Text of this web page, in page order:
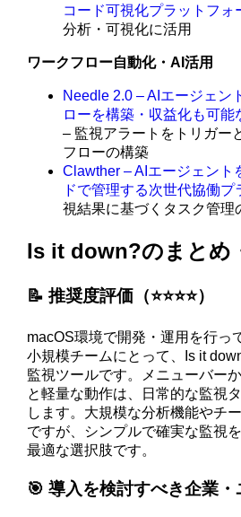
コード可視化プラットフォ
分析・可視化に活用
ワークフロー自動化・AI活用
Needle 2.0 – AIエージェン
ローを構築・収益化も可
– 監視アラートをトリガー
フローの構築
Clawther – AIエージェント
ドで管理する次世代協働プ
視結果に基づくタスク管理
Is it down?のまとめ
📝 推奨度評価（⭐️⭐️⭐️⭐️）
macOS環境で開発・運用を行っ
小規模チームにとって、Is it
監視ツールです。メニューバー
と軽量な動作は、日常的な監視
します。大規模な分析機能やチ
ですが、シンプルで確実な監視
最適な選択肢です。
🎯 導入を検討すべき企業・